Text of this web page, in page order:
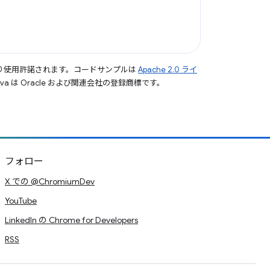
使用許諾されます。コードサンプルは Apache 2.0 ライ
は Oracle および関連会社の登録商標です。
フォロー
X での @ChromiumDev
YouTube
LinkedIn の Chrome for Developers
RSS